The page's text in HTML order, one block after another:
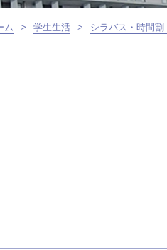
ム > 学生生活 > シラバス・時間割